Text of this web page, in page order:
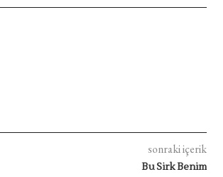
sonraki içerik
Bu Sirk Benim